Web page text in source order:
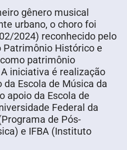
gênero musical
urbano, o choro foi
2024) reconhecido pelo
Patrimônio Histórico e
patrimônio
iniciativa é realização
da Escola de Música da
apoio da Escola de
Federal da
de Pós-
e IFBA (Instituto